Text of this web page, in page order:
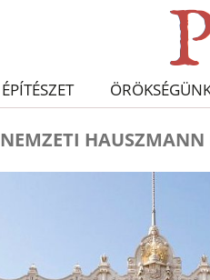
ÉPÍTÉSZET
NEMZETI HAUSZMANN